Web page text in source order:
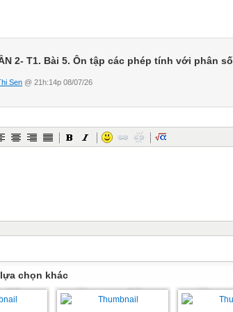
2- T1. Bài 5. Ôn tập các phép tính với phân số
Sen @ 21h:14p 08/07/26
chọn khác